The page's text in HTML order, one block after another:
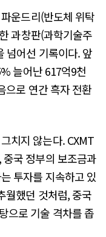
운드리(반도체 위탁
과창판(과학기술주
넘어선 기록이다. 앞
늘어난 617억9천
으로 연간 흑자 전환
치지 않는다. CXMT
국 정부의 보조금과
투자를 지속하고 있
월했던 것처럼, 중국
으로 기술 격차를 좁